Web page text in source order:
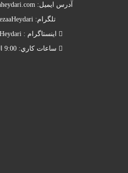
آدرس ايميل:
تلگرام: AlirezaaHeydari@
اينستاگرام : Alirezaa.Heydari
ساعات کاري: 9:00 الي 19:00